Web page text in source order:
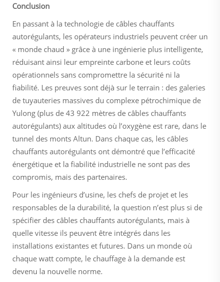
Conclusion
En passant à la technologie de câbles chauffants
autorégulants, les opérateurs industriels peuvent créer un
« monde chaud » grâce à une ingénierie plus intelligente,
réduisant ainsi leur empreinte carbone et leurs coûts
opérationnels sans compromettre la sécurité ni la
fiabilité. Les preuves sont déjà sur le terrain : des galeries
de tuyauteries massives du complexe pétrochimique de
Yulong (plus de 43 922 mètres de câbles chauffants
autorégulants) aux altitudes où l’oxygène est rare, dans le
tunnel des monts Altun. Dans chaque cas, les câbles
chauffants autorégulants ont démontré que l’efficacité
énergétique et la fiabilité industrielle ne sont pas des
compromis, mais des partenaires.
Pour les ingénieurs d’usine, les chefs de projet et les
responsables de la durabilité, la question n’est plus si de
spécifier des câbles chauffants autorégulants, mais à
quelle vitesse ils peuvent être intégrés dans les
installations existantes et futures. Dans un monde où
chaque watt compte, le chauffage à la demande est
devenu la nouvelle norme.